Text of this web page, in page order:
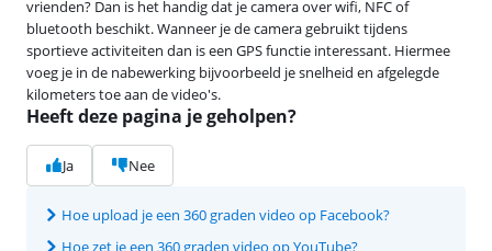
vrienden? Dan is het handig dat je camera over wifi, NFC of
bluetooth beschikt. Wanneer je de camera gebruikt tijdens
sportieve activiteiten dan is een GPS functie interessant. Hiermee
voeg je in de nabewerking bijvoorbeeld je snelheid en afgelegde
kilometers toe aan de video's.
Heeft deze pagina je geholpen?
Ja Nee
Hoe upload je een 360 graden video op Facebook?
Hoe zet je een 360 graden video op YouTube?